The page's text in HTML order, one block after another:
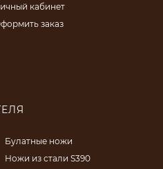
кабинет
заказ
Булатные ножи
Ножи из стали S390